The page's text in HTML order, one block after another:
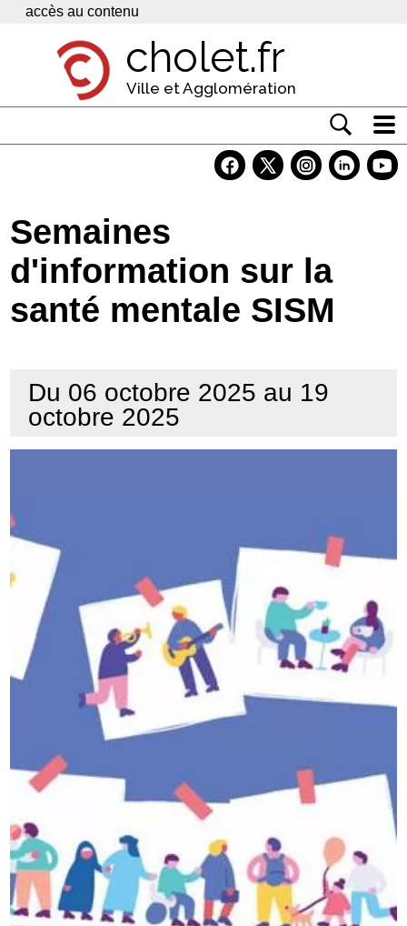
Panneau de gestion des cookies
accès au contenu
cholet.fr
Ville et Agglomération
Economie
Services
Contacts
Semaines
d'information sur la
santé mentale SISM
Du 06 octobre 2025 au 19
octobre 2025